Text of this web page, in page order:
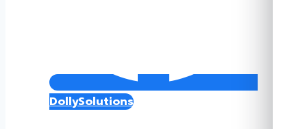
DollySolutions